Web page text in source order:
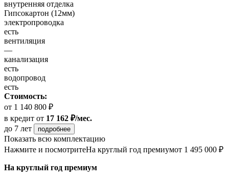
внутренняя отделка
Гипсокартон (12мм)
электропроводка
есть
вентиляция
—
канализация
есть
водопровод
есть
Стоимость:
от 1 140 800 ₽
в кредит от 17 162 ₽/мес.
до 7 лет
подробнее
Показать всю комплектацию
Нажмите и посмотритеНа круглый год премиумот 1 495 000 ₽
На круглый год премиум